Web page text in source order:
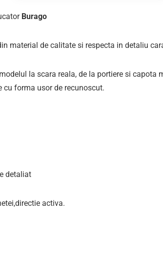
Burago
material de calitate si respecta in detaliu
la scara reala, de la portiere si capota
forma usor de recunoscut.
detaliat
activa.